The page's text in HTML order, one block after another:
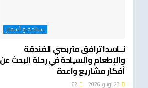
سياحة و أسفار
نــاسدا ترافق متربصي الفندقة
والإطعام والسياحة في رحلة البحث عن
أفكار مشاريع واعدة